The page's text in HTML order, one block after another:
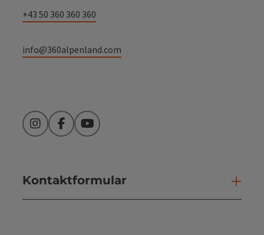
+43 50 360 360 360
info@360alpenland.com
InstagramFacebookYouTube
Kontaktformular